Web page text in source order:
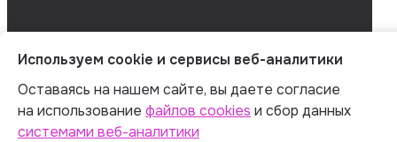
Оферта
Политика обработки персональных данных
Согласие на обработку данных
Согласие на сбор данных
Используем cookie и сервисы веб-аналитики
Оставаясь на нашем сайте, вы даете согласие
на использование файлов cookies и сбор данных
системами веб-аналитики